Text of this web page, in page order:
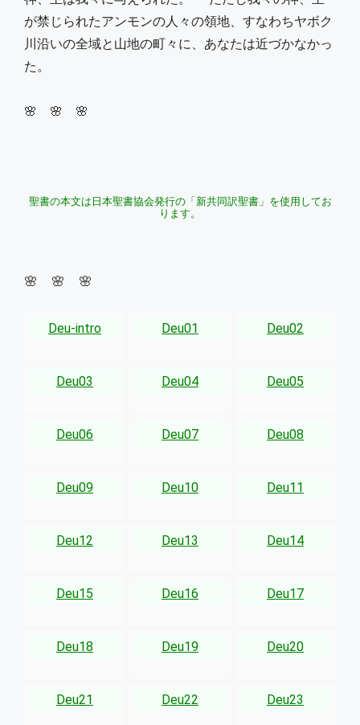
が禁じられたアンモンの人々の領地、すなわちヤボク
川沿いの全域と山地の町々に、あなたは近づかなかっ
た。
🌸 🌸 🌸
聖書の本文は日本聖書協会発行の「新共同訳聖書」を使用してお
ります。
🌸 🌸 🌸
Deu-intro Deu01 Deu02
Deu03 Deu04 Deu05
Deu06 Deu07 Deu08
Deu09 Deu10 Deu11
Deu12 Deu13 Deu14
Deu15 Deu16 Deu17
Deu18 Deu19 Deu20
Deu21 Deu22 Deu23